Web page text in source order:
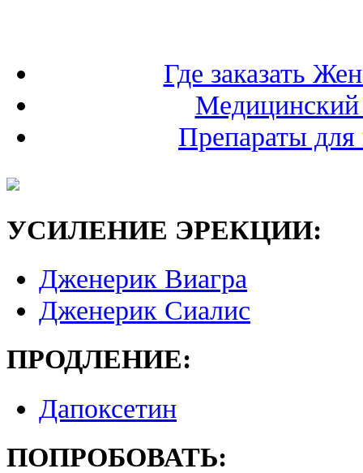
Где заказать
Медицинский
Препараты для
УСИЛЕНИЕ ЭРЕКЦИИ:
Дженерик Виагра
Дженерик Сиалис
ПРОДЛЕНИЕ:
Дапоксетин
ПОПРОБОВАТЬ: